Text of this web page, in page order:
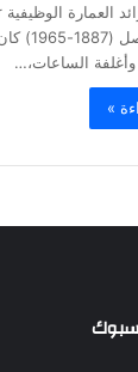
سويسري
وأغلفة الساعات،…
»